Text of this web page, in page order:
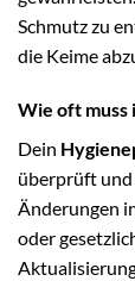
Schmutz zu
die Keime
Wie oft muss
Dein
überprüft und
Änderungen
oder